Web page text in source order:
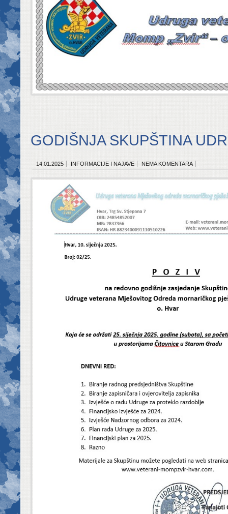
GODIŠNJA SKUPŠTINA
14.01.2025 INFORMACIJE I NAJAVE NEMA KOMENTARA